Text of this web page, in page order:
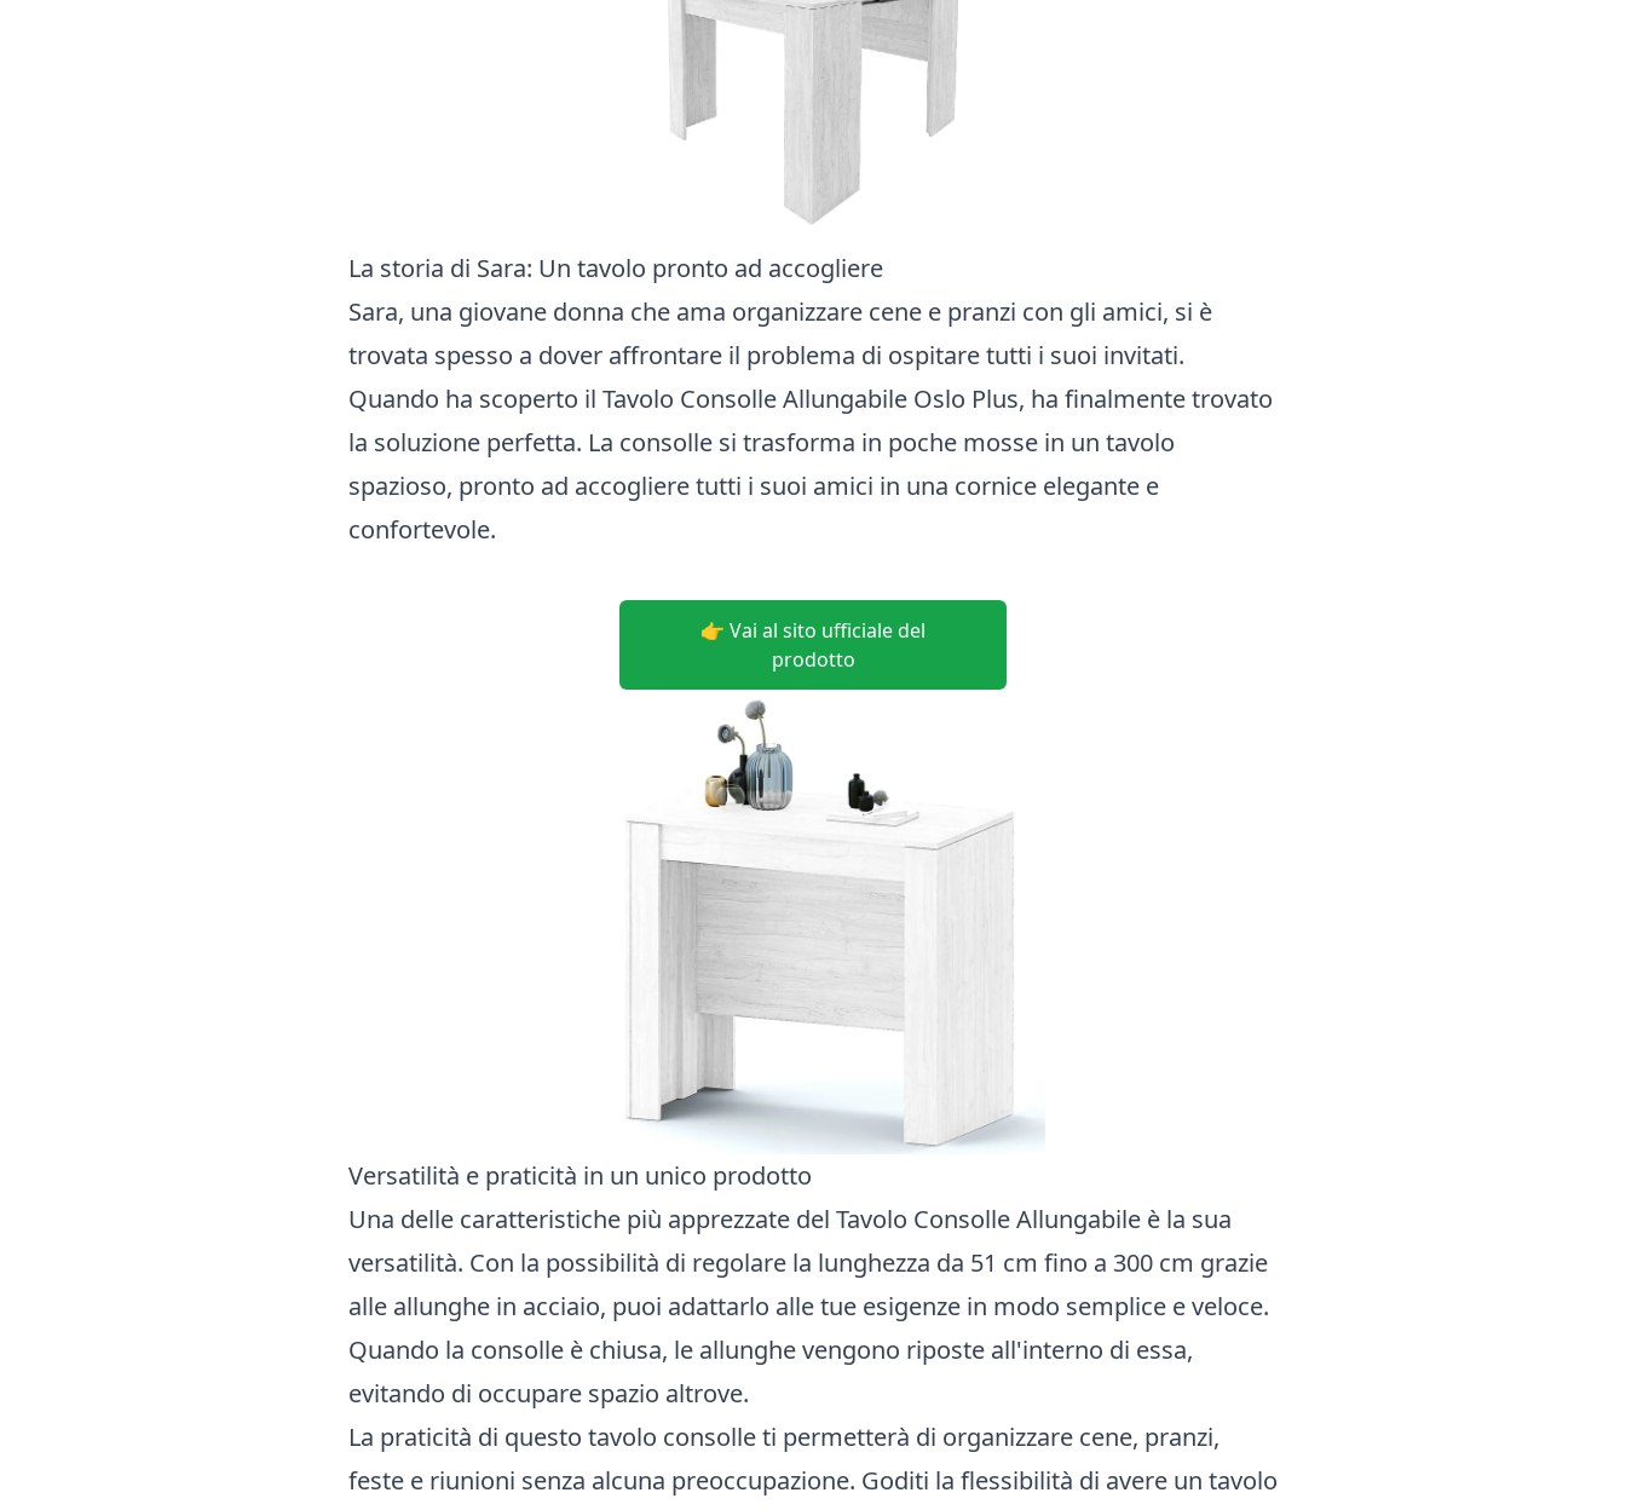
La storia di Sara: Un tavolo pronto ad accogliere
Sara, una giovane donna che ama organizzare cene e pranzi con gli amici, si è
trovata spesso a dover affrontare il problema di ospitare tutti i suoi invitati.
Quando ha scoperto il Tavolo Consolle Allungabile Oslo Plus, ha finalmente trovato
la soluzione perfetta. La consolle si trasforma in poche mosse in un tavolo
spazioso, pronto ad accogliere tutti i suoi amici in una cornice elegante e
confortevole.
👉 Vai al sito ufficiale del
prodotto
Versatilità e praticità in un unico prodotto
Una delle caratteristiche più apprezzate del Tavolo Consolle Allungabile è la sua
versatilità. Con la possibilità di regolare la lunghezza da 51 cm fino a 300 cm grazie
alle allunghe in acciaio, puoi adattarlo alle tue esigenze in modo semplice e veloce.
Quando la consolle è chiusa, le allunghe vengono riposte all'interno di essa,
evitando di occupare spazio altrove.
La praticità di questo tavolo consolle ti permetterà di organizzare cene, pranzi,
feste e riunioni senza alcuna preoccupazione. Goditi la flessibilità di avere un tavolo